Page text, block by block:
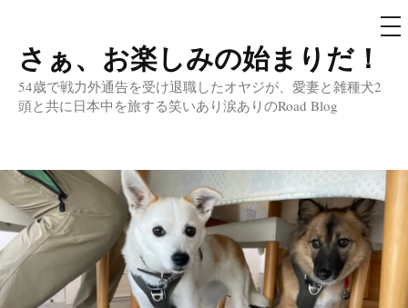
コ
ン
テ
へ
ス
キ
ッ
プ
さぁ、お楽しみの始まりだ！
54歳で戦力外通告を受け退職したオヤジが、愛妻と雑種犬2
頭と共に日本中を旅する笑いあり涙ありのRoad Blog
メ
ニ